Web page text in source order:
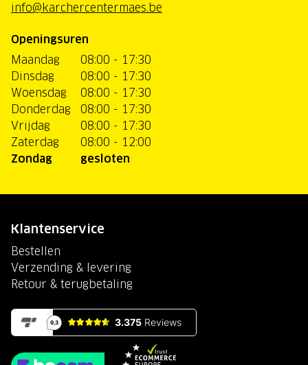
info@karchercentermaes.be
Openingsuren
Maandag
08:00 - 17:30
Dinsdag
08:00 - 17:30
Woensdag
08:00 - 17:30
Donderdag
08:00 - 17:30
Vrijdag
08:00 - 17:30
Zaterdag
08:00 - 12:00
Zondag
gesloten
Klantenservice
Bestellen
Verzending & levering
Retour & terugbetaling